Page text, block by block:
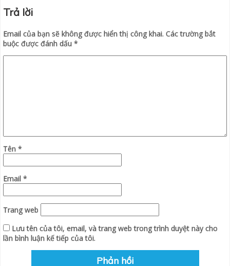
Trả lời
Email của bạn sẽ không được hiển thị công khai. Các trường bắt
buộc được đánh dấu *
Tên *
Email *
Trang web
Lưu tên của tôi, email, và trang web trong trình duyệt này cho
lần bình luận kế tiếp của tôi.